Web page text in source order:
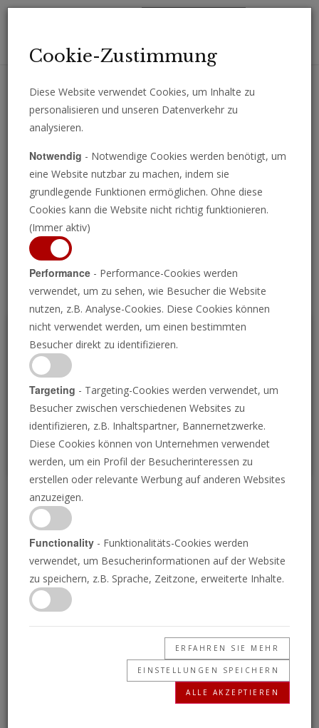
Erhalten Sie wichtige Analysen, Kommentare und Nachrichten
Programm ansehen
P
Der Schlüssel Davids
14.11.2024 • 24 Minuten
Die Schlüssel-Davids-Vision erschließt die
gesamte Bibel für diejenigen, die wirklich
verstehen wollen. Entdecken Sie die
Cookie-Zustimmung
Diese Website verwendet Cookies, um Inhalte zu
personalisieren und unseren Datenverkehr zu
analysieren.
Notwendig - Notwendige Cookies werden benötigt, um
eine Website nutzbar zu machen, indem sie
grundlegende Funktionen ermöglichen. Ohne diese
Cookies kann die Website nicht richtig funktionieren.
(Immer aktiv)
Performance - Performance-Cookies werden
verwendet, um zu sehen, wie Besucher die Website
nutzen, z.B. Analyse-Cookies. Diese Cookies können
nicht verwendet werden, um einen bestimmten
Besucher direkt zu identifizieren.
Targeting - Targeting-Cookies werden verwendet, um
Besucher zwischen verschiedenen Websites zu
identifizieren, z.B. Inhaltspartner, Bannernetzwerke.
Diese Cookies können von Unternehmen verwendet
werden, um ein Profil der Besucherinteressen zu
erstellen oder relevante Werbung auf anderen Websites
anzuzeigen.
Functionality - Funktionalitäts-Cookies werden
verwendet, um Besucherinformationen auf der Website
zu speichern, z.B. Sprache, Zeitzone, erweiterte Inhalte.
ERFAHREN SIE MEHR
EINSTELLUNGEN SPEICHERN
ALLE AKZEPTIEREN